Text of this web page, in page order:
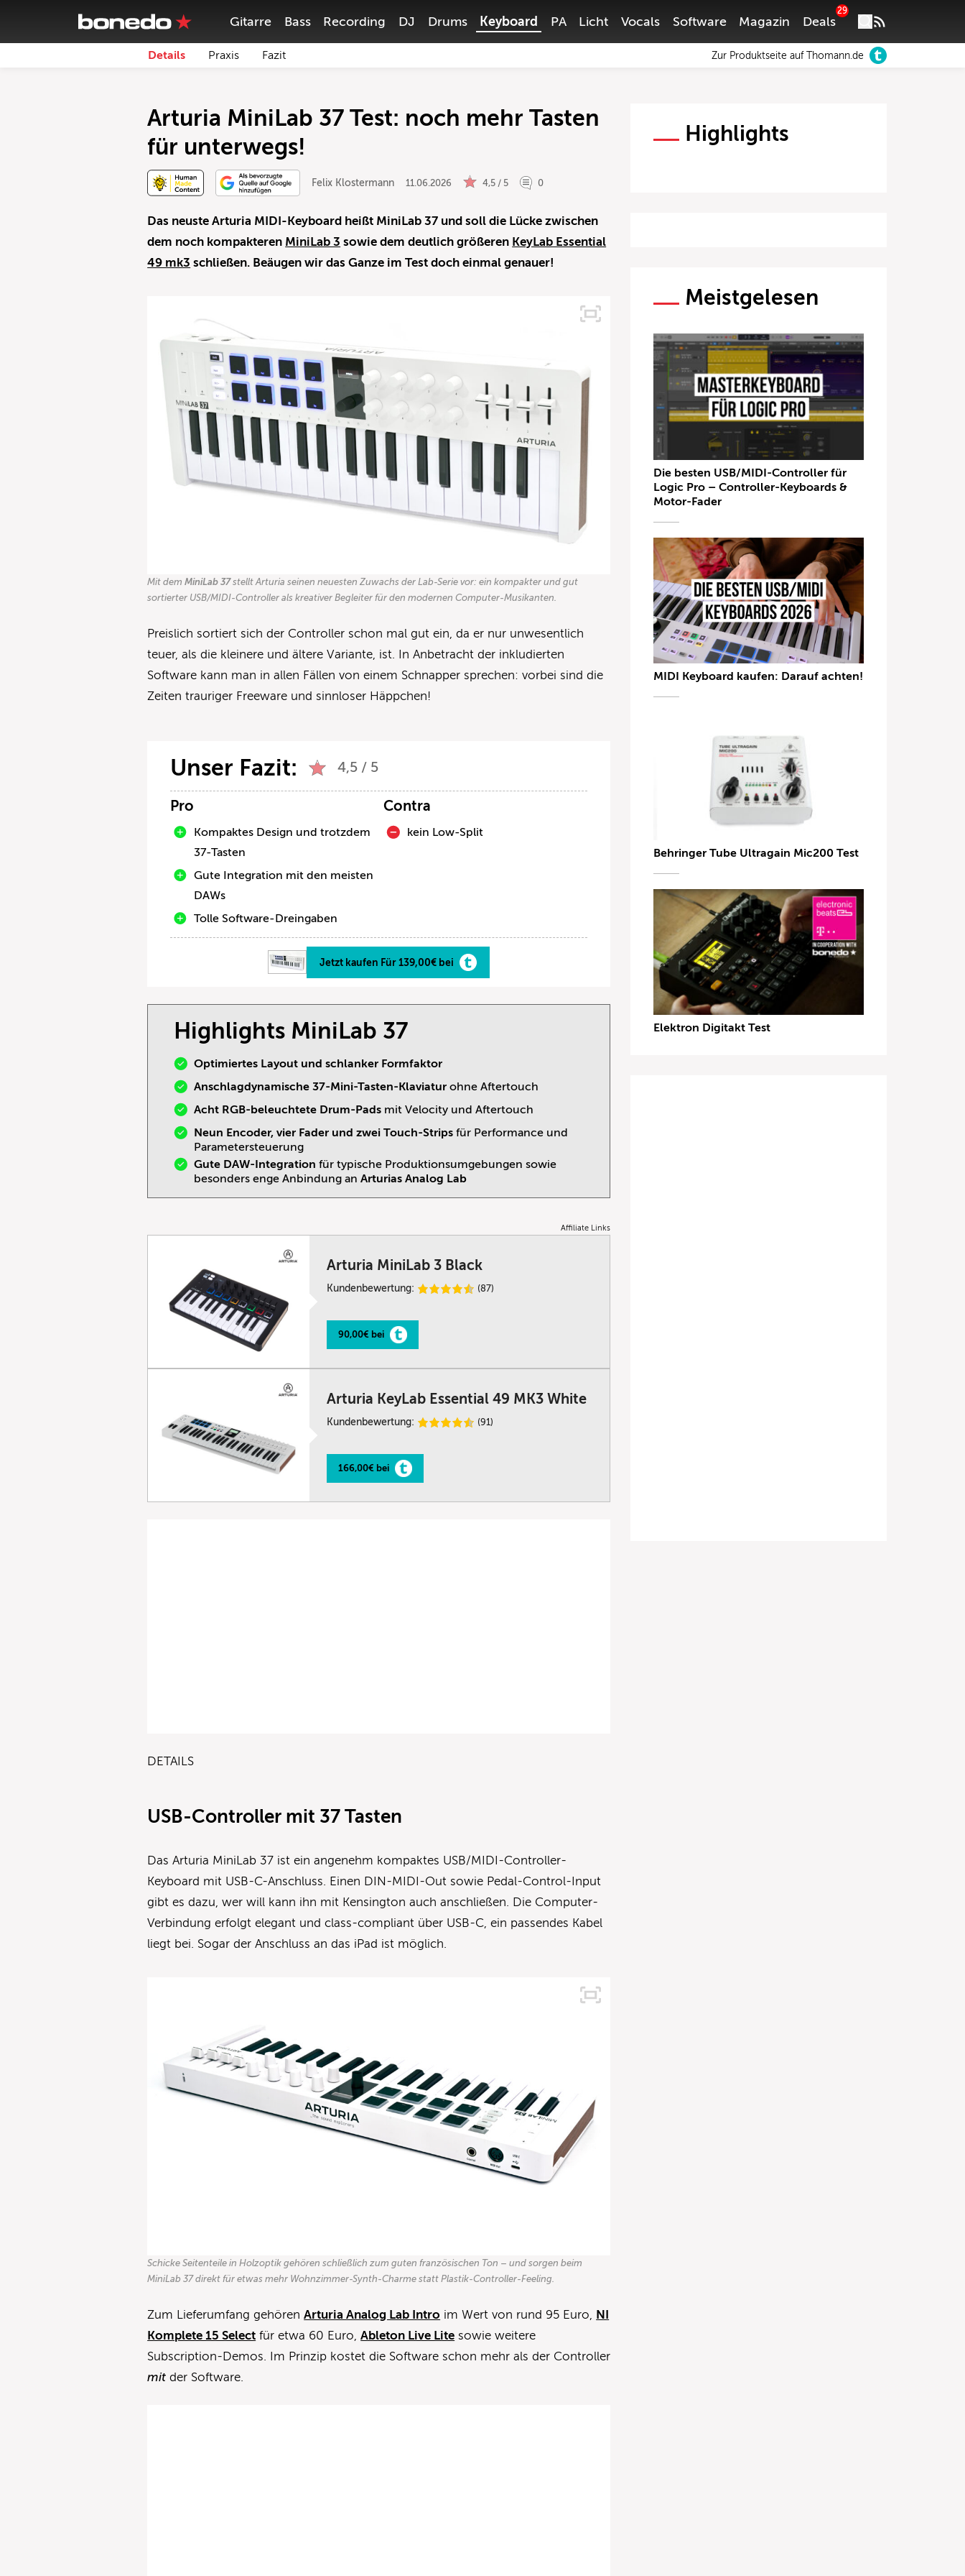
Gitarre Bass Recording DJ Drums Keyboard PA Licht Vocals Software Magazin Deals
29
Details Praxis Fazit Zur Produktseite auf Thomann.de
Arturia MiniLab 37 Test: noch mehr Tasten
für unterwegs!
Felix Klostermann 11.06.2026 4,5 / 5 0
Das neuste Arturia MIDI-Keyboard heißt MiniLab 37 und soll die Lücke zwischen
dem noch kompakteren MiniLab 3 sowie dem deutlich größeren KeyLab Essential
49 mk3 schließen. Beäugen wir das Ganze im Test doch einmal genauer!
Mit demMiniLab 37stellt Arturia seinen neuesten Zuwachs der Lab-Serie vor: ein kompakter und gut
sortierter USB/MIDI-Controller als kreativer Begleiter für den modernen Computer-Musikanten.
Preislich sortiert sich der Controller schon mal gut ein, da er nur unwesentlich
teuer, als die kleinere und ältere Variante, ist. In Anbetracht der inkludierten
Software kann man in allen Fällen von einem Schnapper sprechen: vorbei sind die
Zeiten trauriger Freeware und sinnloser Häppchen!
Unser Fazit: 4,5 / 5
Pro
Kompaktes Design und trotzdem
37-Tasten
Gute Integration mit den meisten
DAWs
Tolle Software-Dreingaben
Contra
kein Low-Split
Jetzt kaufen Für 139,00€ bei
Highlights MiniLab 37
Optimiertes Layout und schlanker Formfaktor
Anschlagdynamische 37-Mini-Tasten-Klaviatur ohne Aftertouch
Acht RGB-beleuchtete Drum-Pads mit Velocity und Aftertouch
Neun Encoder, vier Fader und zwei Touch-Strips für Performance und
Parametersteuerung
Gute DAW-Integration für typische Produktionsumgebungen sowie
besonders enge Anbindung anArturias Analog Lab
Affiliate Links
Arturia MiniLab 3 Black
Kundenbewertung: (87)
90,00€ bei
Arturia KeyLab Essential 49 MK3 White
Kundenbewertung: (91)
166,00€ bei
DETAILS
USB-Controller mit 37 Tasten
Das Arturia MiniLab 37 ist ein angenehm kompaktes USB/MIDI-Controller-
Keyboard mit USB-C-Anschluss. Einen DIN-MIDI-Out sowie Pedal-Control-Input
gibt es dazu, wer will kann ihn mit Kensington auch anschließen. Die Computer-
Verbindung erfolgt elegant und class-compliant über USB-C, ein passendes Kabel
liegt bei. Sogar der Anschluss an das iPad ist möglich.
Schicke Seitenteile in Holzoptik gehören schließlich zum guten französischen Ton – und sorgen beim
MiniLab 37 direkt für etwas mehr Wohnzimmer-Synth-Charme statt Plastik-Controller-Feeling.
Zum Lieferumfang gehörenArturia Analog Lab Intro im Wert von rund 95 Euro, NI
Komplete 15 Select für etwa 60 Euro,Ableton Live Lite sowie weitere
Subscription-Demos. Im Prinzip kostet die Software schon mehr als der Controller
mit der Software.
Highlights
Meistgelesen
Die besten USB/MIDI-Controller für
Logic Pro – Controller-Keyboards &
Motor-Fader
MIDI Keyboard kaufen: Darauf achten!
Behringer Tube Ultragain Mic200 Test
Elektron Digitakt Test